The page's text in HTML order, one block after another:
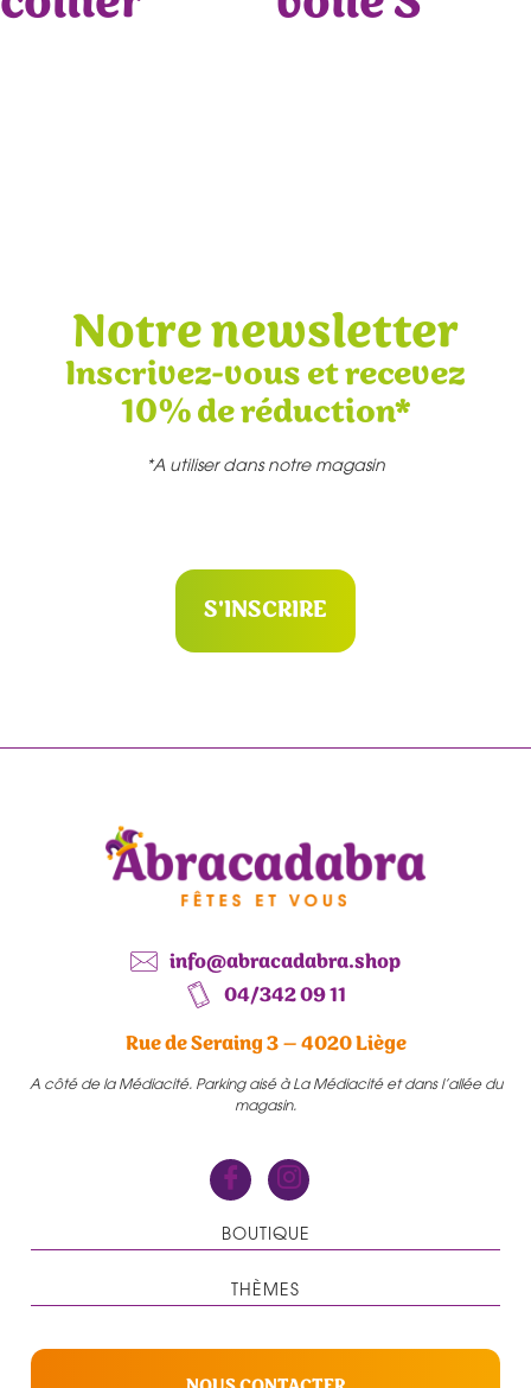
Notre newsletter
Inscrivez-vous et recevez
10% de réduction*
*A utiliser dans notre magasin
S'INSCRIRE
info@abracadabra.shop
04/342 09 11
Rue de Seraing 3 – 4020 Liège
A côté de la Médiacité. Parking aisé à La Médiacité et dans l’allée du
magasin.
BOUTIQUE
THÈMES